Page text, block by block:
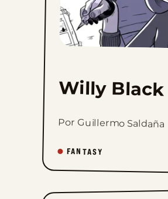
Willy Black
Por Guillermo Saldaña
FANTASY